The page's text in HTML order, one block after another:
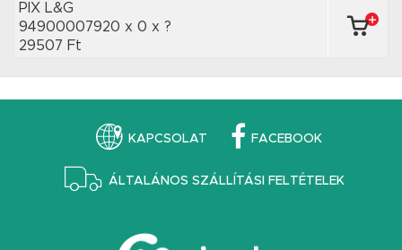
PIX L&G
94900007920 x 0 x ?
29507 Ft
KAPCSOLAT FACEBOOK
ÁLTALÁNOS SZÁLLÍTÁSI FELTÉTELEK